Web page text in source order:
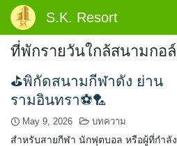
Skip
content
S.K. Resort
ที่พักรายวันใกล้สนามกอ
⛳พิกัดสนามกีฬาดัง ย่าน
รามอินทรา⚽🏸
May 9, 2026 บทความ
สำหรับสายกีฬา นักฟุตบอล หรือผู้ที่กำลั